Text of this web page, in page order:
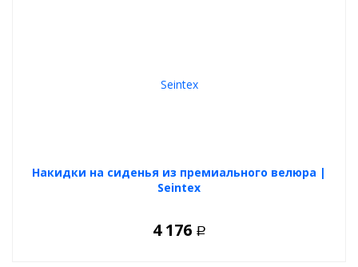
Накидки на сиденья из премиального велюра |
Seintex
4 176 Р